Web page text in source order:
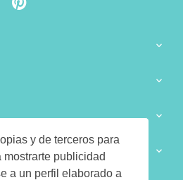
y de terceros para
publicidad
a un perfil elaborado a



